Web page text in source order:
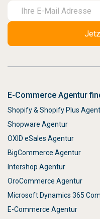
E-Commerce Agentur
Shopify & Shopify Plus
Shopware Agentur
OXID eSales Agentur
BigCommerce Agentur
Intershop Agentur
OroCommerce Agentur
Microsoft Dynamics 365
E-Commerce Agentur